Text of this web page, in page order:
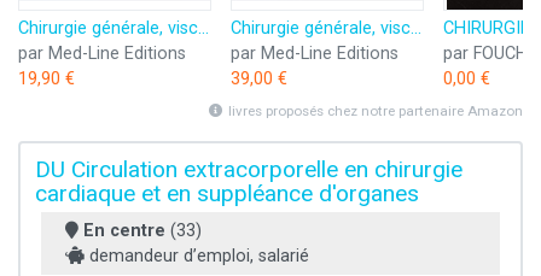
Chirurgie générale, viscérale et digestive
par Med-Line Editions
19,90 €
Chirurgie générale, viscérale et digestive
par Med-Line Editions
39,00 €
0,00 €
livres proposés chez notre partenaire Amazon
DU Circulation extracorporelle en chirurgie
cardiaque et en suppléance d'organes
En centre (33)
demandeur d’emploi, salarié